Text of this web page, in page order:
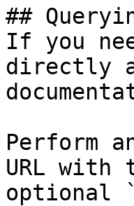
##
If you
directly
Perform
URL with
optional